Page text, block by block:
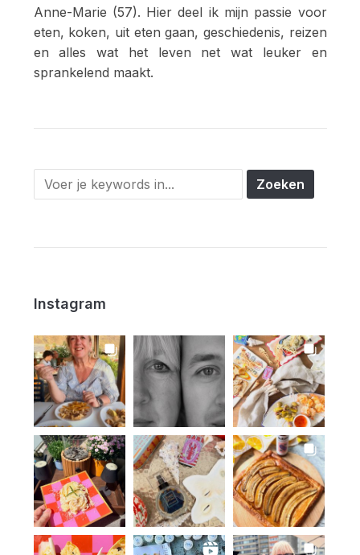
Anne-Marie (57). Hier deel ik mijn passie voor
eten, koken, uit eten gaan, geschiedenis, reizen
en alles wat het leven net wat leuker en
sprankelend maakt.
Instagram